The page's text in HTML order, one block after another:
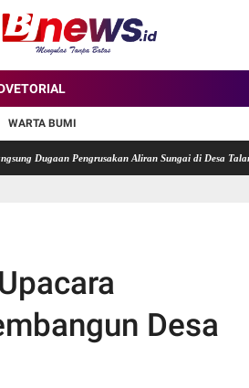
WARTA BUMI
Pengrusakan Aliran Sungai di Desa Talang Duku.
Desa